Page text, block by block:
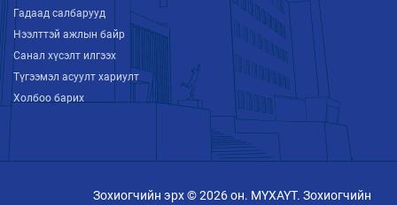
Гадаад салбарууд
Нээлттэй ажлын байр
Санал хүсэлт илгээх
Түгээмэл асуулт хариулт
Холбоо барих
Зохиогчийн эрх © 2026 он. МҮХАҮТ. Зохиогчийн